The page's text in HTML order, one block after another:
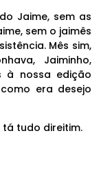
Jaime, sem as
sem o jaimês
Mês sim,
Jaiminho,
à nossa edição
era desejo
tudo direitim.